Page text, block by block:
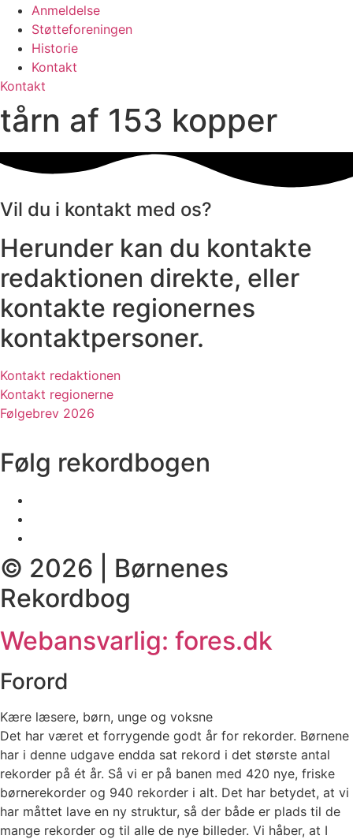
Anmeldelse
Støtteforeningen
Historie
Kontakt
Kontakt
tårn af 153 kopper
Vil du i kontakt med os?
Herunder kan du kontakte
redaktionen direkte, eller
kontakte regionernes
kontaktpersoner.
Kontakt redaktionen
Kontakt regionerne
Følgebrev 2026
Følg rekordbogen
© 2026 | Børnenes
Rekordbog
Webansvarlig: fores.dk
Forord
Kære læsere, børn, unge og voksne
Det har været et forrygende godt år for rekorder. Børnene
har i denne udgave endda sat rekord i det største antal
rekorder på ét år. Så vi er på banen med 420 nye, friske
børnerekorder og 940 rekorder i alt. Det har betydet, at vi
har måttet lave en ny struktur, så der både er plads til de
mange rekorder og til alle de nye billeder. Vi håber, at I